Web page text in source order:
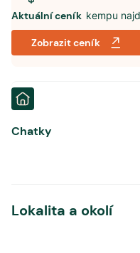
Aktuální ceník kempu
Zobrazit ceník
Chatky
Lokalita a okolí